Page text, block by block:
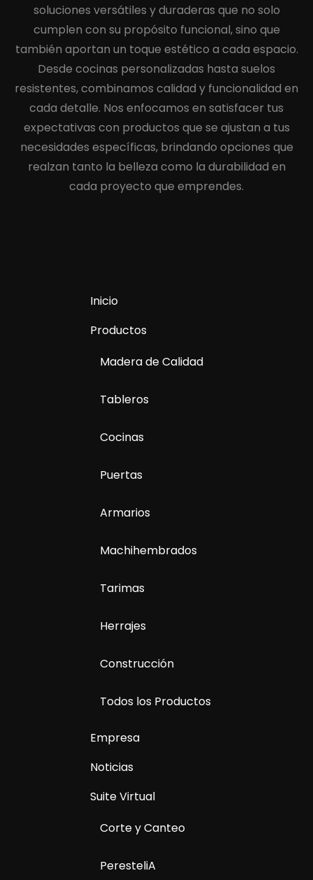
soluciones versátiles y duraderas que no solo
cumplen con su propósito funcional, sino que
también aportan un toque estético a cada espacio.
Desde cocinas personalizadas hasta suelos
resistentes, combinamos calidad y funcionalidad en
cada detalle. Nos enfocamos en satisfacer tus
expectativas con productos que se ajustan a tus
necesidades específicas, brindando opciones que
realzan tanto la belleza como la durabilidad en
cada proyecto que emprendes.
Inicio
Productos
Madera de Calidad
Tableros
Cocinas
Puertas
Armarios
Machihembrados
Tarimas
Herrajes
Construcción
Todos los Productos
Empresa
Noticias
Suite Virtual
Corte y Canteo
PeresteliA